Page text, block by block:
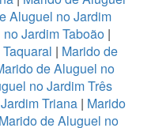
Aluguel no Jardim
Jardim Taboão |
| Marido de
de Aluguel no
no Jardim Três
Triana | Marido
Marido de Aluguel no